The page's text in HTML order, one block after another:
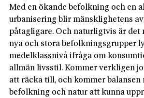
Med en ökande befolkning och en
urbanisering blir mänsklighetens
påtagligare. Och naturligtvis är det
nya och stora befolkningsgrupper
medelklassnivå ifråga om
allmän livsstil. Kommer verkligen
att räcka till, och kommer balansen
befolkning och natur att kunna